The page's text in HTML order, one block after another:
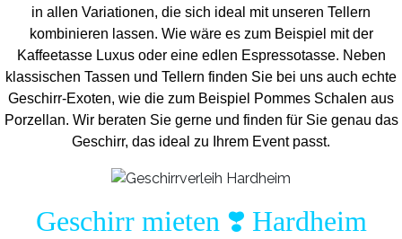
in allen Variationen, die sich ideal mit unseren Tellern
kombinieren lassen. Wie wäre es zum Beispiel mit der
Kaffeetasse Luxus oder eine edlen Espressotasse. Neben
klassischen Tassen und Tellern finden Sie bei uns auch echte
Geschirr-Exoten, wie die zum Beispiel Pommes Schalen aus
Porzellan. Wir beraten Sie gerne und finden für Sie genau das
Geschirr, das ideal zu Ihrem Event passt.
Geschirr mieten ❣️ Hardheim